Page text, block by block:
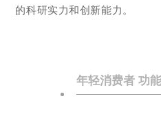
的科研实力和创新能力。
年轻消费者 功